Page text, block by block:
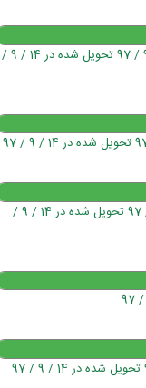
برچسب علائم ایمنی ـ تابلوهای ایمنی شبرنگ / تحویل شده - آغاز پروژه : 12 / 9 / 97 تحویل شده در 14 / 9 /
تابلو Pvc شبرنگ علائم ایمنی ـ تابلو ایمنی / تحویل شده - آغاز پروژه : 13 / 9 / 97 تحویل شده در 14 / 9 /